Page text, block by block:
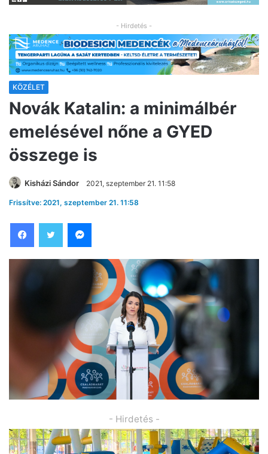
- Hirdetés -
KÖZÉLET
Novák Katalin: a minimálbér
emelésével nőne a GYED
összege is
Kisházi Sándor 2021, szeptember 21. 11:58
Frissítve: 2021, szeptember 21. 11:58
- Hirdetés -